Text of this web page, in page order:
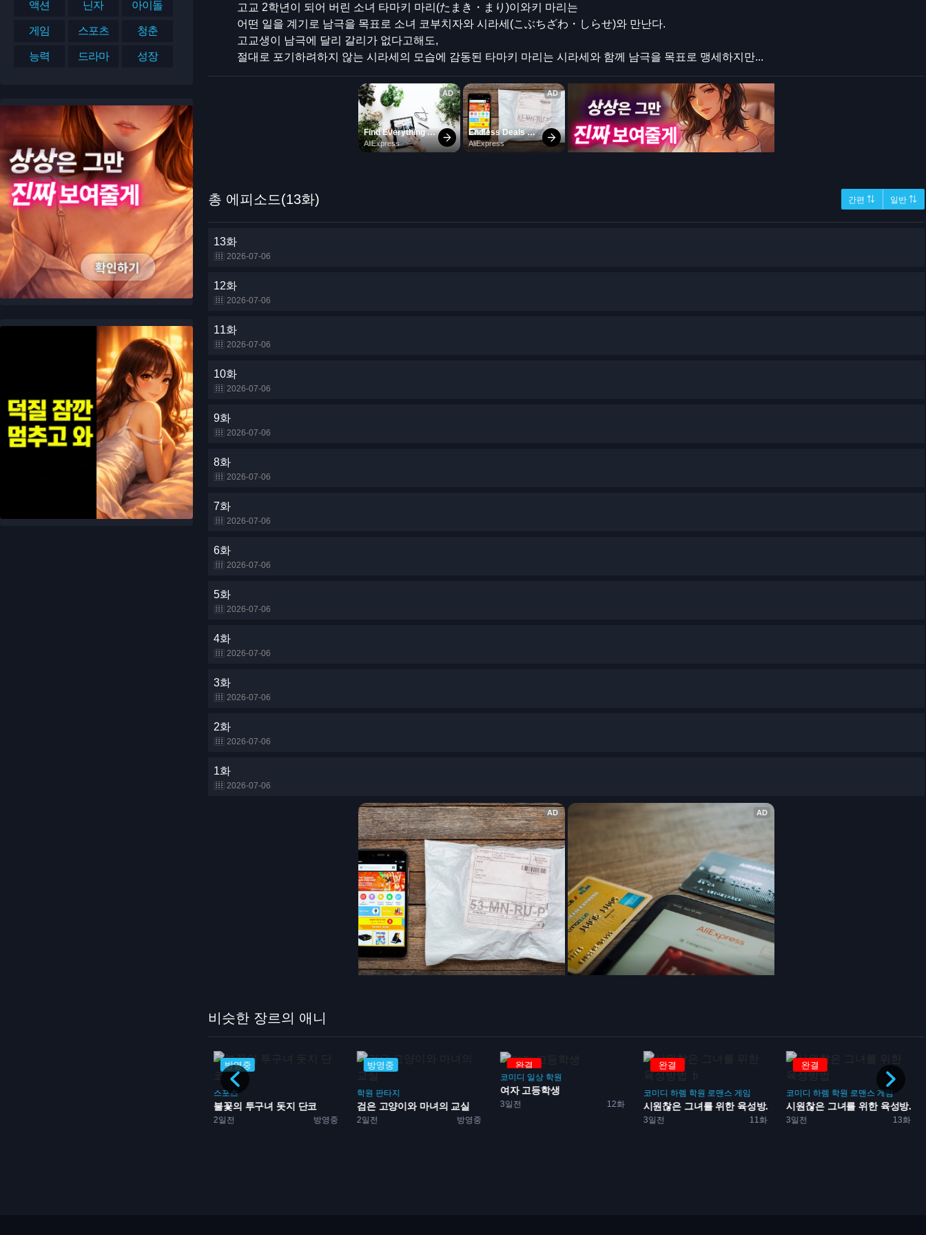
액션 닌자 아이돌
게임 스포츠 청춘
능력 드라마 성장
고교 2학년이 되어 버린 소녀 타마키 마리(たまき・まり)이와키 마리는
어떤 일을 계기로 남극을 목표로 소녀 코부치자와 시라세(こぶちざわ・しらせ)와 만난다.
고교생이 남극에 달리 갈리가 없다고해도,
절대로 포기하려하지 않는 시라세의 모습에 감동된 타마키 마리는 시라세와 함께 남극을 목표로 맹세하지만...
총 에피소드(13화) 간편 ⇅ 일반 ⇅
13화
2026-07-06
12화
2026-07-06
11화
2026-07-06
10화
2026-07-06
9화
2026-07-06
8화
2026-07-06
7화
2026-07-06
6화
2026-07-06
5화
2026-07-06
4화
2026-07-06
3화
2026-07-06
2화
2026-07-06
1화
2026-07-06
비슷한 장르의 애니
방영중
스포츠
2일전 방영중
불꽃의 투구녀 돗지 단코
방영중
학원 판타지
2일전 방영중
검은 고양이와 마녀의 교실
완결
코미디 일상 학원
3일전 12화
여자 고등학생
완결
코미디 하렘 학원 로맨스 게임
3일전 11화
시원찮은 그녀를 위한 육성방...
완결
코미디 하렘 학원 로맨스 게임
3일전 13화
시원찮은 그녀를 위한 육성방...